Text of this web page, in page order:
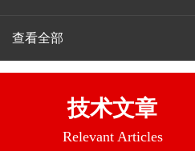
查看全部
技术文章
Relevant Articles